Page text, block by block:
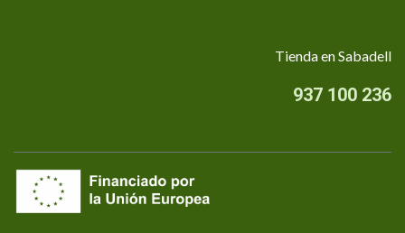
Tienda en Sabadell
937 100 236